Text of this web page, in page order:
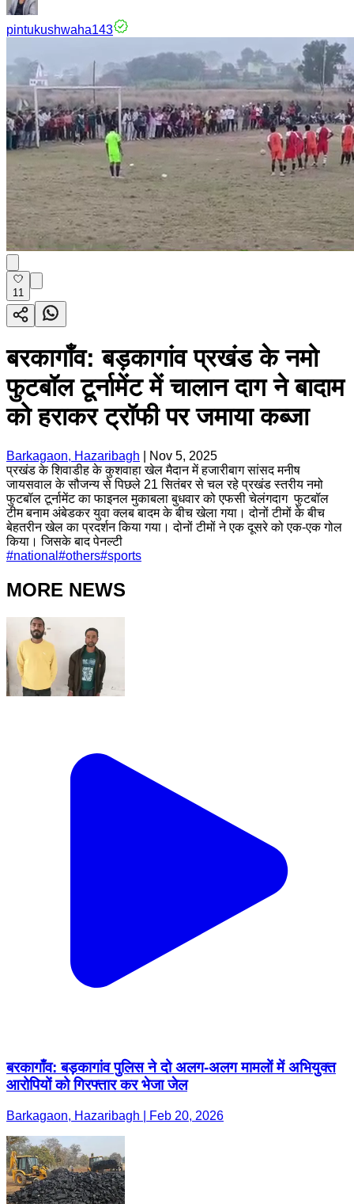
pintukushwaha143
11
बरकागाँव: बड़कागांव प्रखंड के नमो
फुटबॉल टूर्नामेंट में चालान दाग ने बादाम
को हराकर ट्रॉफी पर जमाया कब्जा
Barkagaon, Hazaribagh
Nov 5, 2025
प्रखंड के शिवाडीह के कुशवाहा खेल मैदान में हजारीबाग सांसद मनीष
जायसवाल के सौजन्य से पिछले 21 सितंबर से चल रहे प्रखंड स्तरीय नमो
फुटबॉल टूर्नामेंट का फाइनल मुकाबला बुधवार को एफसी चेलंगदाग फुटबॉल
टीम बनाम अंबेडकर युवा क्लब बादम के बीच खेला गया। दोनों टीमों के बीच
बेहतरीन खेल का प्रदर्शन किया गया। दोनों टीमों ने एक दूसरे को एक-एक गोल
किया। जिसके बाद पेनल्टी
#national #others#sports
MORE NEWS
बरकागाँव: बड़कागांव पुलिस ने दो अलग-अलग मामलों में अभियुक्त
आरोपियों को गिरफ्तार कर भेजा जेल
Barkagaon, Hazaribagh | Feb 20, 2026